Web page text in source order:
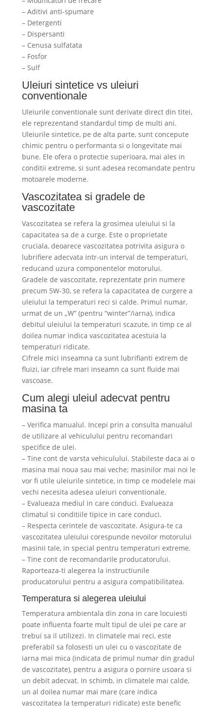
– Aditivi anti-spumare
– Detergenti
– Dispersanti
– Cenusa sulfatata
– Fosfor
– Sulf
Uleiuri sintetice vs uleiuri
conventionale
Uleiurile conventionale sunt derivate direct din titei,
ele reprezentand standardul timp de multi ani.
Uleiurile sintetice, pe de alta parte, sunt concepute
chimic pentru o performanta si o longevitate mai
bune. Ele ofera o protectie superioara, mai ales in
conditii extreme, si sunt adesea recomandate pentru
motoarele moderne.
Vascozitatea si gradele de
vascozitate
Vascozitatea se refera la grosimea uleiului si la
capacitatea sa de a curge. Este o proprietate
cruciala, deoarece vascozitatea potrivita asigura o
lubrifiere adecvata intr-un interval de temperaturi,
reducand uzura componentelor motorului.
Gradele de vascozitate, reprezentate prin numere
precum 5W-30, se refera la capacitatea de curgere a
uleiului la temperaturi reci si calde. Primul numar,
urmat de un „W” (pentru “winter”/iarna), indica
debitul uleiului la temperaturi scazute, in timp ce al
doilea numar indica vascozitatea acestuia la
temperaturi ridicate.
Cifrele mici inseamna ca sunt lubrifianti extrem de
fluizi, iar cifrele mari inseamn ca sunt fluide mai
vascoase.
Cum alegi uleiul adecvat pentru
masina ta
– Verifica manualul. Incepi prin a consulta manualul
de utilizare al vehiculului pentru recomandari
specifice de ulei.
– Tine cont de varsta vehiculului. Stabileste daca ai o
masina mai noua sau mai veche; masinilor mai noi le
vor fi utile uleiurile sintetice, in timp ce modelele mai
vechi necesita adesea uleiuri conventionale.
– Evalueaza mediul in care conduci. Evalueaza
climatul si conditiile tipice in care conduci.
– Respecta cerintele de vascozitate. Asigura-te ca
vascozitatea uleiului corespunde nevoilor motorului
masinii tale, in special pentru temperaturi extreme.
– Tine cont de recomandarile producatorului.
Raporteaza-ti alegerea la instructiunile
producatorului pentru a asigura compatibilitatea.
Temperatura si alegerea uleiului
Temperatura ambientala din zona in care locuiesti
poate influenta foarte mult tipul de ulei pe care ar
trebui sa il utilizezi. In climatele mai reci, este
preferabil sa folosesti un ulei cu o vascozitate de
iarna mai mica (indicata de primul numar din gradul
de vascozitate), pentru a asigura o pornire usoara si
un debit adecvat. In schimb, in climatele mai calde,
un al doilea numar mai mare (care indica
vascozitatea la temperaturi ridicate) este benefic